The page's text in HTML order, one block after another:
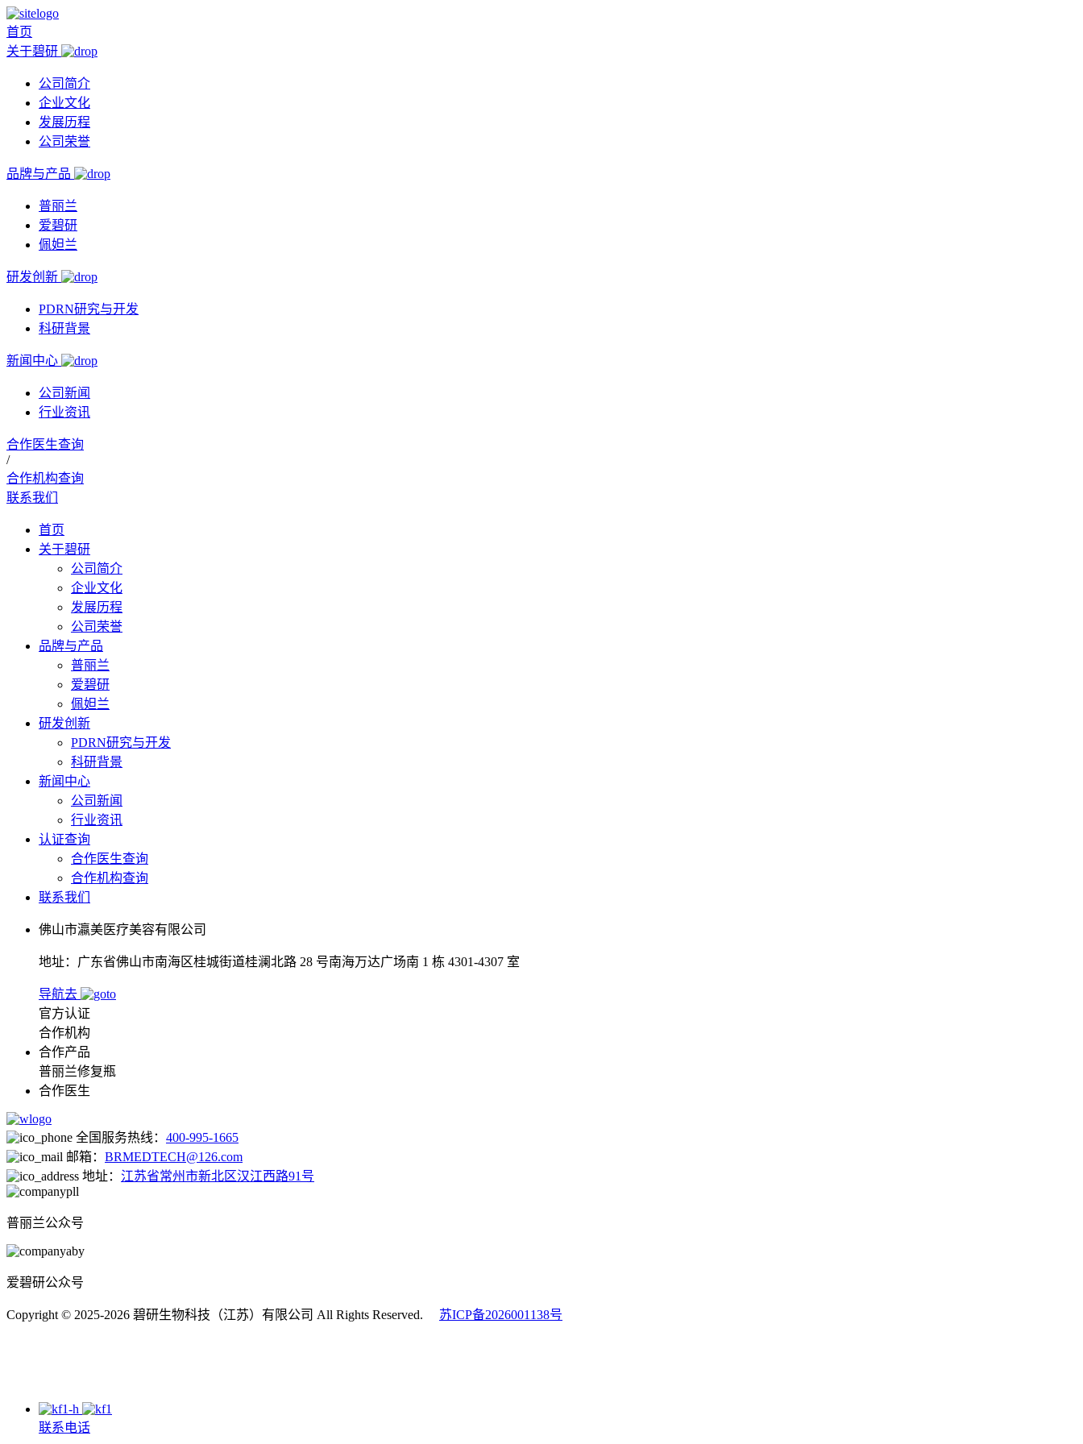
首页
关于碧研
公司简介
企业文化
发展历程
公司荣誉
品牌与产品
普丽兰
爱碧研
佩妲兰
研发创新
PDRN研究与开发
科研背景
新闻中心
公司新闻
行业资讯
合作医生查询
/
合作机构查询
联系我们
首页
关于碧研
公司简介
企业文化
发展历程
公司荣誉
品牌与产品
普丽兰
爱碧研
佩妲兰
研发创新
PDRN研究与开发
科研背景
新闻中心
公司新闻
行业资讯
认证查询
合作医生查询
合作机构查询
联系我们
佛山市瀛美医疗美容有限公司
地址：广东省佛山市南海区桂城街道桂澜北路 28 号南海万达广场南 1 栋 4301-4307 室
导航去
官方认证
合作机构
合作产品
普丽兰修复瓶
合作医生
全国服务热线： 400-995-1665
邮箱： BRMEDTECH@126.com
地址： 江苏省常州市新北区汉江西路91号
普丽兰公众号
爱碧研公众号
Copyright © 2025-2026 碧研生物科技（江苏）有限公司 All Rights Reserved. 苏ICP备2026001138号
联系电话